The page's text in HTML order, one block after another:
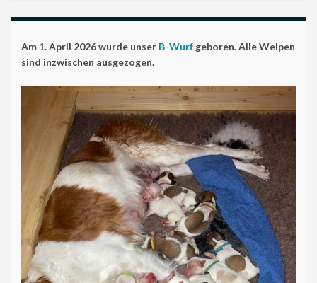
Am 1. April 2026 wurde unser B-Wurf geboren. Alle Welpen
sind inzwischen ausgezogen.